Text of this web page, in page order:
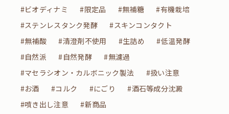
#ビオディナミ
#限定品 #無補糖
#有機栽培
#ステンレスタンク発酵
#スキンコンタクト
#無補酸
#清澄剤不使用 #生詰め
#低温発酵
#自然派
#自然発酵
#無濾過
#マセラシオン・カルボニック製法
#扱い注意
#お酒
#コルク #にごり
#酒石等成分沈澱
#噴き出し注意
#新商品